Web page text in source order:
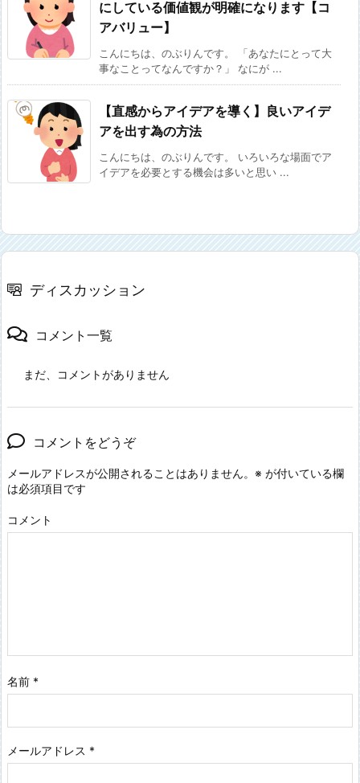
にしている価値観が明確になります【コ
アバリュー】
こんにちは、のぶりんです。 「あなたにとって大
事なことってなんですか？」 なにが ...
【直感からアイデアを導く】良いアイデ
アを出す為の方法
こんにちは、のぶりんです。 いろいろな場面でア
イデアを必要とする機会は多いと思い ...
ディスカッション
コメント一覧
まだ、コメントがありません
コメントをどうぞ
メールアドレスが公開されることはありません。 ※ が付いている欄
は必須項目です
コメント
名前 *
メールアドレス *